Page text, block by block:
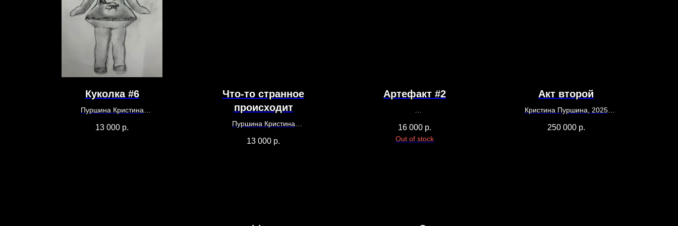
Куколка #6
Пуршина Кристина
Бумага, уголь
13 000 р.
Что-то странное
происходит
Пуршина Кристина
Бумага, акварель
13 000 р.
Артефакт #2
20 х 20 см
Холст, бетон, пигмент
16 000 р.
Out of stock
Акт второй
Кристина Пуршина, 2025
Холст, масло
250 000 р.